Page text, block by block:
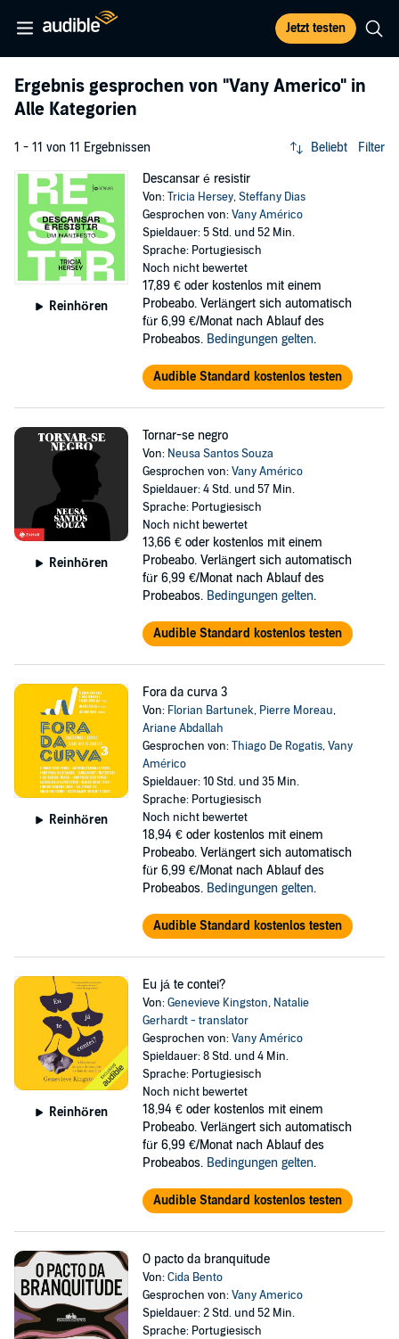
Jetzt testen
Ergebnis gesprochen von "Vany Americo" in
Alle Kategorien
1 - 11 von 11 Ergebnissen Beliebt Filter
Reinhören
Descansar é resistir
Von:Tricia Hersey,Steffany Dias
Gesprochen von:Vany Américo
Spieldauer: 5 Std. und 52 Min.
Sprache: Portugiesisch
Noch nicht bewertet
17,89 € oder kostenlos mit einem
Probeabo. Verlängert sich automatisch
für 6,99 €/Monat nach Ablauf des
Probeabos. Bedingungen gelten.
Audible Standard kostenlos testen
Reinhören
Tornar-se negro
Von: Neusa Santos Souza
Gesprochen von:Vany Américo
Spieldauer: 4 Std. und 57 Min.
Sprache: Portugiesisch
Noch nicht bewertet
13,66 € oder kostenlos mit einem
Probeabo. Verlängert sich automatisch
für 6,99 €/Monat nach Ablauf des
Probeabos. Bedingungen gelten.
Audible Standard kostenlos testen
Reinhören
Fora da curva 3
Von: Florian Bartunek, Pierre Moreau,
Ariane Abdallah
Gesprochen von:Thiago De Rogatis,Vany
Américo
Spieldauer: 10 Std. und 35 Min.
Sprache: Portugiesisch
Noch nicht bewertet
18,94 € oder kostenlos mit einem
Probeabo. Verlängert sich automatisch
für 6,99 €/Monat nach Ablauf des
Probeabos. Bedingungen gelten.
Audible Standard kostenlos testen
Reinhören
Eu já te contei?
Von:Genevieve Kingston, Natalie
Gerhardt - translator
Gesprochen von:Vany Américo
Spieldauer: 8 Std. und 4 Min.
Sprache: Portugiesisch
Noch nicht bewertet
18,94 € oder kostenlos mit einem
Probeabo. Verlängert sich automatisch
für 6,99 €/Monat nach Ablauf des
Probeabos. Bedingungen gelten.
Audible Standard kostenlos testen
O pacto da branquitude
Von:Cida Bento
Gesprochen von:Vany Americo
Spieldauer: 2 Std. und 52 Min.
Sprache: Portugiesisch